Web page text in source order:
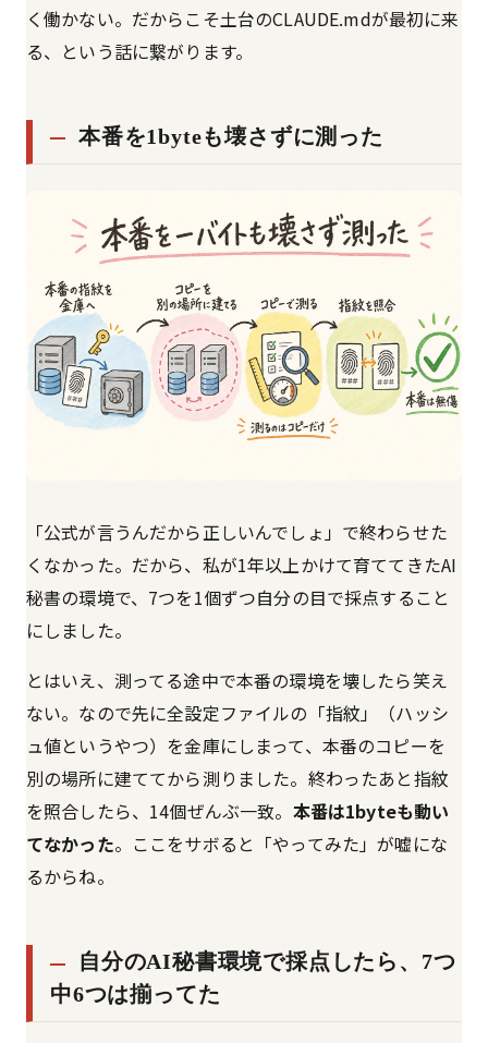
く働かない。だからこそ土台のCLAUDE.mdが最初に来
る、という話に繋がります。
本番を1byteも壊さずに測った
「公式が言うんだから正しいんでしょ」で終わらせた
くなかった。だから、私が1年以上かけて育ててきたAI
秘書の環境で、7つを1個ずつ自分の目で採点すること
にしました。
とはいえ、測ってる途中で本番の環境を壊したら笑え
ない。なので先に全設定ファイルの「指紋」（ハッシ
ュ値というやつ）を金庫にしまって、本番のコピーを
別の場所に建ててから測りました。終わったあと指紋
を照合したら、14個ぜんぶ一致。 本番は1byteも動い
てなかった。ここをサボると「やってみた」が嘘にな
るからね。
自分のAI秘書環境で採点したら、7つ
中6つは揃ってた